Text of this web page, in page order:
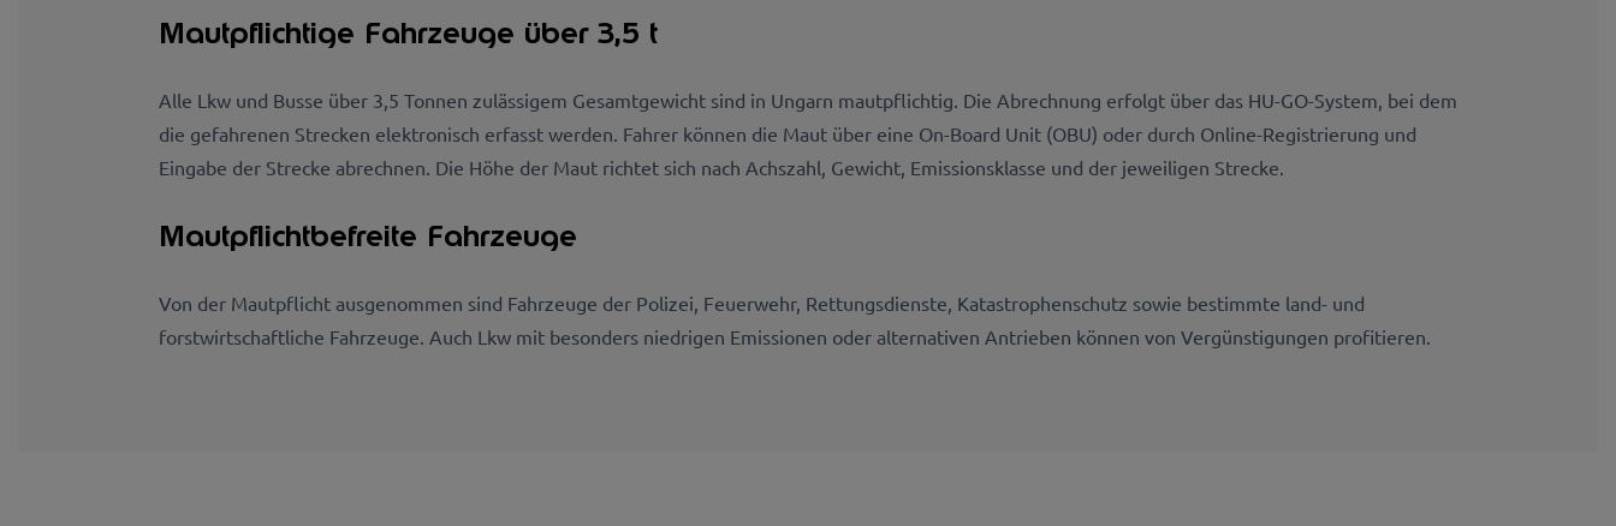
Mautpflichtige Fahrzeuge über 3,5 t
Alle Lkw und Busse über 3,5 Tonnen zulässigem Gesamtgewicht sind in Ungarn mautpflichtig. Die Abrechnung erfolgt über das HU-GO-System, bei dem
die gefahrenen Strecken elektronisch erfasst werden. Fahrer können die Maut über eine On-Board Unit (OBU) oder durch Online-Registrierung und
Eingabe der Strecke abrechnen. Die Höhe der Maut richtet sich nach Achszahl, Gewicht, Emissionsklasse und der jeweiligen Strecke.
Mautpflichtbefreite Fahrzeuge
Von der Mautpflicht ausgenommen sind Fahrzeuge der Polizei, Feuerwehr, Rettungsdienste, Katastrophenschutz sowie bestimmte land- und
forstwirtschaftliche Fahrzeuge. Auch Lkw mit besonders niedrigen Emissionen oder alternativen Antrieben können von Vergünstigungen profitieren.